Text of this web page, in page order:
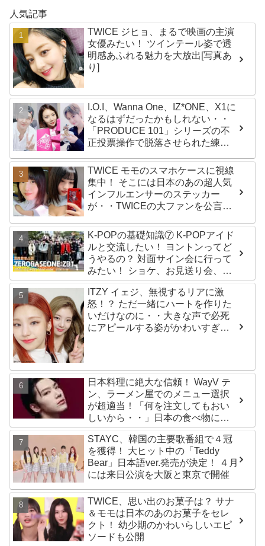
人気記事
TWICE ジヒョ、まるで映画の主演
女優みたい！ ツインテール姿で透
明感あふれる魅力を大放出[写真あ
り]
I.O.I、Wanna One、IZ*ONE、X1に
なるはずだったかもしれない・・
「PRODUCE 101」シリーズの不
正投票操作で脱落させられた練習
TWICE モモのスマホケースに視線
集中！ そこには日本のあの超人気
インフルエンサーのステッカー
が・・TWICEの大ファンを公言す
「成功したファン」だと話題沸騰
K-POPの基礎知識⑦ K-POPアイド
ルと交流したい！ ヨントンってど
うやるの？ 対面サイン会に行って
みたい！ ショケ、お見送り会、握
手会・・・リリースイベントあれ
これを紹介
ITZY イェジ、無視するリアに激
怒！？ ただ一緒にハートを作りた
いだけなのに・・大きな声で必死
にアピールする姿がかわいすぎる
日本料理に絶大な信頼！ WayV テ
ン、ラーメン屋でのメニュー選択
が超適当！「何を注文してもおい
しいから・・」日本の食べ物に関
する持論を明かす
STAYC、韓国の主要歌番組で４冠
を獲得！ 大ヒット中の「Teddy
Bear」日本語ver.発売が決定！ ４月
には来日公演を大阪と東京で開催
TWICE、思い出のお菓子は？ サナ
＆モモは日本のあのお菓子をセレ
クト！ 幼少期のかわいらしいエピ
ソードも公開